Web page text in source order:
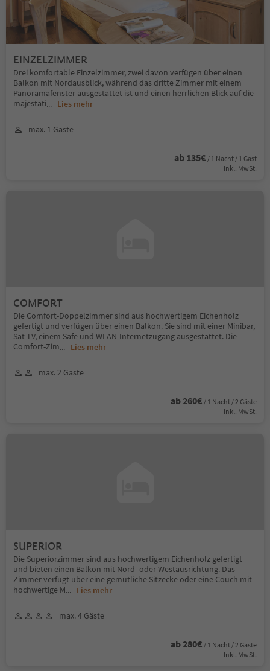
EINZELZIMMER
Drei komfortable Einzelzimmer, zwei davon verfügen über einen
Balkon mit Nordausblick, während das dritte Zimmer mit einem
Panoramafenster ausgestattet ist und einen herrlichen Blick auf die
majestäti... Lies mehr
max. 1 Gäste
ab 135€ / 1 Nacht / 1 Gast
Inkl. MwSt.
COMFORT
Die Comfort-Doppelzimmer sind aus hochwertigem Eichenholz
gefertigt und verfügen über einen Balkon. Sie sind mit einer Minibar,
Sat-TV, einem Safe und WLAN-Internetzugang ausgestattet. Die
Comfort-Zim... Lies mehr
max. 2 Gäste
ab 260€ / 1 Nacht / 2 Gäste
Inkl. MwSt.
SUPERIOR
Die Superiorzimmer sind aus hochwertigem Eichenholz gefertigt
und bieten einen Balkon mit Nord- oder Westausrichtung. Das
Zimmer verfügt über eine gemütliche Sitzecke oder eine Couch mit
hochwertige M... Lies mehr
max. 4 Gäste
ab 280€ / 1 Nacht / 2 Gäste
Inkl. MwSt.